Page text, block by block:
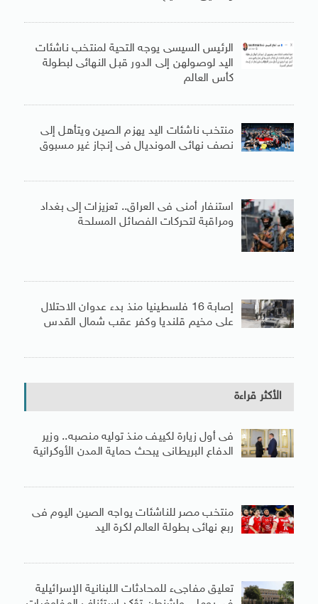
الرئيس السيسى يوجه التحية لمنتخب ناشئات
اليد لوصولهن إلى الدور قبل النهائى لبطولة
كأس العالم
منتخب ناشئات اليد يهزم الصين ويتأهل إلى
نصف نهائى المونديال فى إنجاز غير مسبوق
استنفار أمنى فى العراق.. تعزيزات إلى بغداد
ومراقبة لتحركات الفصائل المسلحة
إصابة 16 فلسطينيا منذ بدء عدوان الاحتلال
على مخيم قلنديا وكفر عقب شمال القدس
الأكثر قراءة
فى أول زيارة لكييف منذ توليه منصبه.. وزير
الدفاع البريطانى يبحث حماية المدن الأوكرانية
منتخب مصر للناشئات يواجه الصين اليوم فى
ربع نهائى بطولة العالم لكرة اليد
تعليق مفاجىء للمحادثات اللبنانية الإسرائيلية